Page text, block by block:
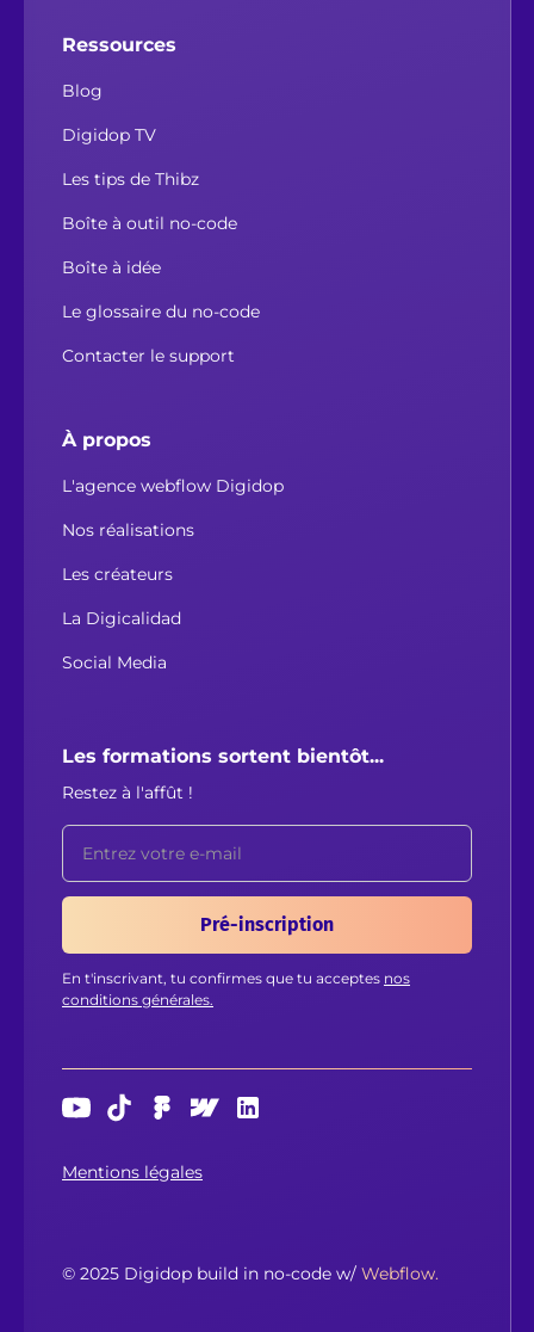
Ressources
Blog
Digidop TV
Les tips de Thibz
Boîte à outil no-code
Boîte à idée
Le glossaire du no-code
Contacter le support
À propos
L'agence webflow Digidop
Nos réalisations
Les créateurs
La Digicalidad
Social Media
Les formations sortent bientôt...
Restez à l'affût !
En t'inscrivant, tu confirmes que tu acceptes nos
conditions générales.
© 2025 Digidop build in no-code w/ Webflow.
Mentions légales